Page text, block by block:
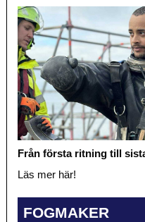
Från första ritning till
Läs mer här!
FOGMAKER